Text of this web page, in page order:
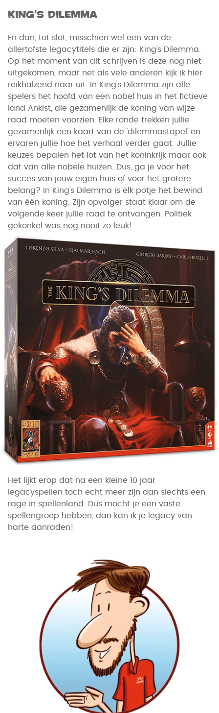
King's Dilemma
En dan, tot slot, misschien wel een van de
allertofste legacytitels die er zijn: King's Dilemma.
Op het moment van dit schrijven is deze nog niet
uitgekomen, maar net als vele anderen kijk ik hier
reikhalzend naar uit. In King's Dilemma zijn alle
spelers het hoofd van een nobel huis in het fictieve
land Ankist, die gezamenlijk de koning van wijze
raad moeten voorzien. Elke ronde trekken jullie
gezamenlijk een kaart van de 'dilemmastapel' en
ervaren jullie hoe het verhaal verder gaat. Jullie
keuzes bepalen het lot van het koninkrijk maar ook
dat van alle nobele huizen. Dus, ga je voor het
succes van jouw eigen huis of voor het grotere
belang? In King's Dilemma is elk potje het bewind
van één koning. Zijn opvolger staat klaar om de
volgende keer jullie raad te ontvangen. Politiek
gekonkel was nog nooit zo leuk!
Het lijkt erop dat na een kleine 10 jaar
legacyspellen toch echt meer zijn dan slechts een
rage in spellenland. Dus mocht je een vaste
spellengroep hebben, dan kan ik je legacy van
harte aanraden!